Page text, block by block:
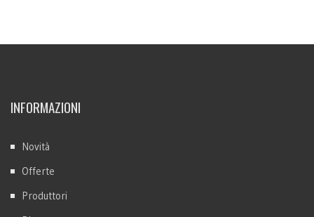
INFORMAZIONI
Novità
Offerte
Produttori